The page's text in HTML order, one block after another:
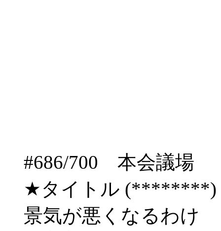
#686/700 本会議場
★タイトル (********)
景気が悪くなるわけ